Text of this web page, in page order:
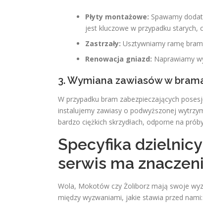
Płyty montażowe: Spawamy
jest kluczowe w przypadku starych,
Zastrzały: Usztywniamy ramę
Renowacja gniazd: Naprawiamy
3. Wymiana zawiasów w
W przypadku bram zabezpieczających
instalujemy zawiasy o podwyższonej
bardzo ciężkich skrzydłach, odporne na
Specyfika
serwis ma
Wola, Mokotów czy Żoliborz mają swoje
między wyzwaniami, jakie stawia przed nami: